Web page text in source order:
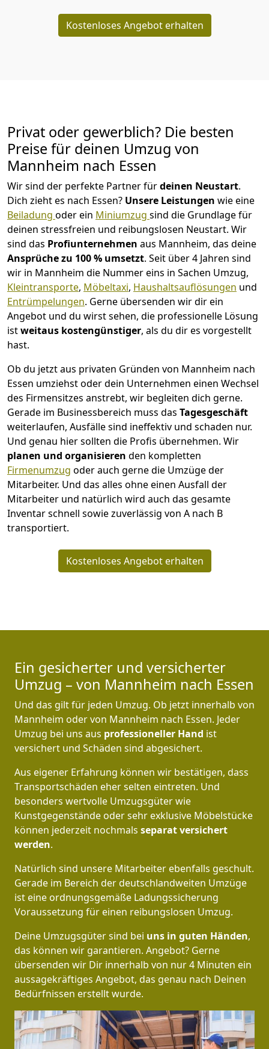
Kostenloses Angebot erhalten
Privat oder gewerblich? Die besten
Preise für deinen Umzug von
Mannheim nach Essen
Wir sind der perfekte Partner fürdeinen Neustart.
Dich zieht es nach Essen? Unsere Leistungen wie eine
Beiladung oder ein Miniumzug sind die Grundlage für
deinen stressfreien und reibungslosen Neustart. Wir
sind das Profiunternehmen aus Mannheim, das deine
Ansprüche zu 100 % umsetzt. Seit über 4 Jahren sind
wir in Mannheim die Nummer eins in Sachen Umzug,
Kleintransporte, Möbeltaxi, Haushaltsauflösungen und
Entrümpelungen. Gerne übersenden wir dir ein
Angebot und du wirst sehen, die professionelle Lösung
istweitaus kostengünstiger, als du dir es vorgestellt
hast.
Ob du jetzt aus privaten Gründen von Mannheim nach
Essen umziehst oder dein Unternehmen einen Wechsel
des Firmensitzes anstrebt, wir begleiten dich gerne.
Gerade im Businessbereich muss das Tagesgeschäft
weiterlaufen, Ausfälle sind ineffektiv und schaden nur.
Und genau hier sollten die Profis übernehmen. Wir
planen und organisieren den kompletten
Firmenumzug oder auch gerne die Umzüge der
Mitarbeiter. Und das alles ohne einen Ausfall der
Mitarbeiter und natürlich wird auch das gesamte
Inventar schnell sowie zuverlässig von A nach B
transportiert.
Kostenloses Angebot erhalten
Ein gesicherter und versicherter
Umzug – von Mannheim nach Essen
Und das gilt für jeden Umzug. Ob jetzt innerhalb von
Mannheim oder von Mannheim nach Essen. Jeder
Umzug bei uns aus professioneller Hand ist
versichert und Schäden sind abgesichert.
Aus eigener Erfahrung können wir bestätigen, dass
Transportschäden eher selten eintreten. Und
besonders wertvolle Umzugsgüter wie
Kunstgegenstände oder sehr exklusive Möbelstücke
können jederzeit nochmals separat versichert
werden.
Natürlich sind unsere Mitarbeiter ebenfalls geschult.
Gerade im Bereich der deutschlandweiten Umzüge
ist eine ordnungsgemäße Ladungssicherung
Voraussetzung für einen reibungslosen Umzug.
Deine Umzugsgüter sind bei uns in guten Händen,
das können wir garantieren. Angebot? Gerne
übersenden wir Dir innerhalb von nur 4 Minuten ein
aussagekräftiges Angebot, das genau nach Deinen
Bedürfnissen erstellt wurde.